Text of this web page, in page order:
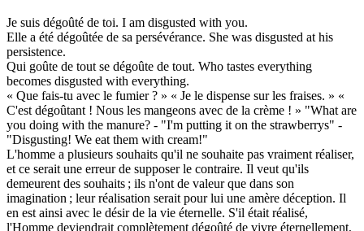
Je suis dégoûté de toi. I am disgusted with you.
Elle a été dégoûtée de sa persévérance. She was disgusted at his
persistence.
Qui goûte de tout se dégoûte de tout. Who tastes everything
becomes disgusted with everything.
« Que fais-tu avec le fumier ? » « Je le dispense sur les fraises. » «
C'est dégoûtant ! Nous les mangeons avec de la crème ! » "What are
you doing with the manure? - "I'm putting it on the strawberrys" -
"Disgusting! We eat them with cream!"
L'homme a plusieurs souhaits qu'il ne souhaite pas vraiment réaliser,
et ce serait une erreur de supposer le contraire. Il veut qu'ils
demeurent des souhaits ; ils n'ont de valeur que dans son
imagination ; leur réalisation serait pour lui une amère déception. Il
en est ainsi avec le désir de la vie éternelle. S'il était réalisé,
l'Homme deviendrait complètement dégoûté de vivre éternellement,